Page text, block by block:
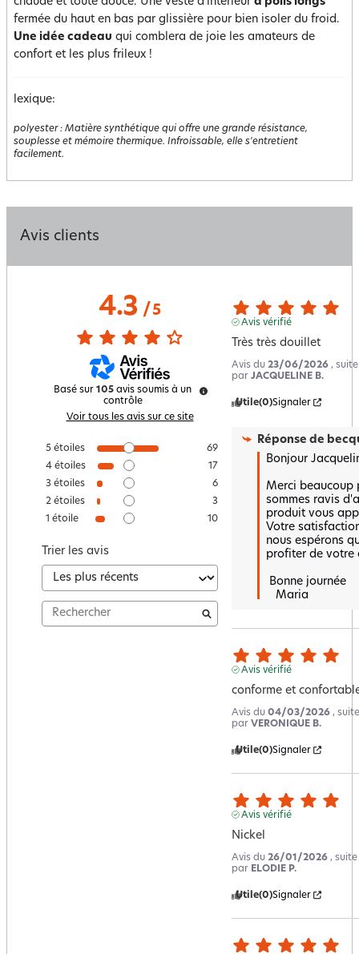
fermée du haut en bas par glissière pour bien isoler du froid.
Une idée cadeau qui comblera de joie les amateurs de
confort et les plus frileux !
lexique:
polyester: Matière synthétique qui offre une grande résistance,
souplesse et mémoire thermique. Infroissable, elle s'entretient
facilement.
Avis clients
4.3/ 5
Basé sur 105 avis soumis à un
contrôle
Voir tous les avis sur ce site
5 étoiles
69
4 étoiles
17
3 étoiles
6
2 étoiles
3
1 étoile 10
Trier les avis
Avis vérifié
Très très douillet
Avis du 23/06/2026 ,
par JACQUELINE B.
Utile(0)Signaler
Réponse de
Bonjour
Merci beaucoup
sommes ravis
produit vous
Votre
nous espérons
profiter de votre
   Maria
Avis vérifié
conforme et
Avis du 04/03/2026 ,
par VERONIQUE B.
Utile(0)Signaler
Avis vérifié
Nickel
Avis du 26/01/2026 ,
par ELODIE P.
Utile(0)Signaler